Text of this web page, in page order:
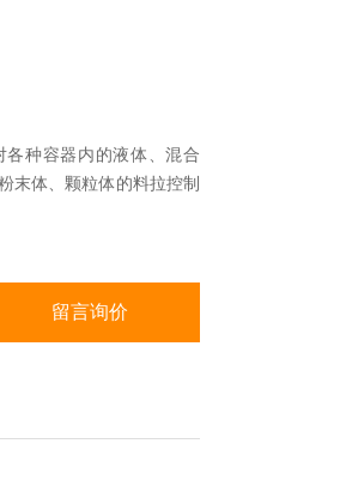
种容器内的液体、混合
末体、颗粒体的料拉控制
留言询价